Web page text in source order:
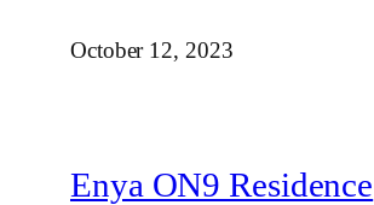
October 12, 2023
Enya ON9 Residence